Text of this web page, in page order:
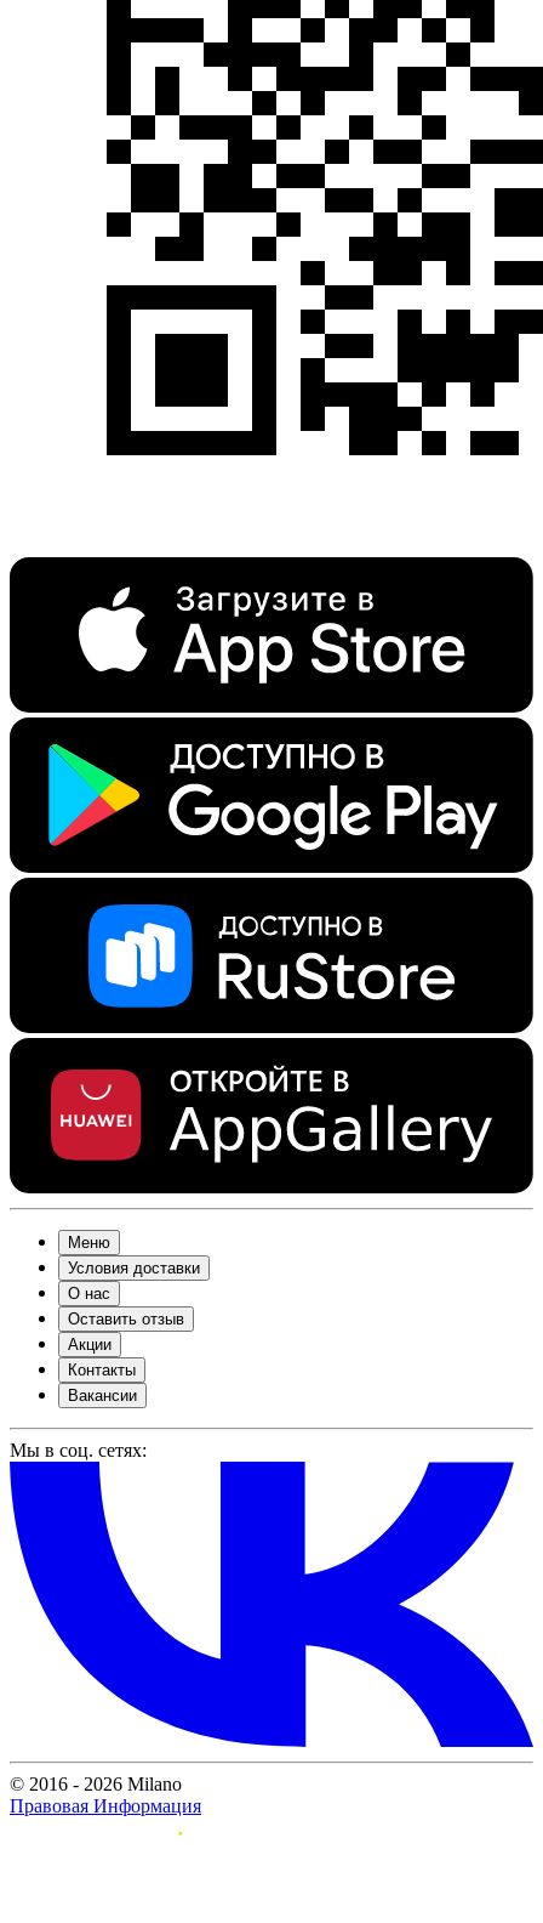
Меню
Условия доставки
О нас
Оставить отзыв
Акции
Контакты
Вакансии
Мы в соц. сетях:
© 2016 - 2026 Milano
Правовая Информация